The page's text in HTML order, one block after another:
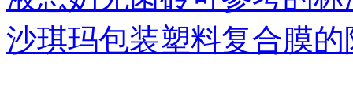
沙琪玛包装塑料复合膜